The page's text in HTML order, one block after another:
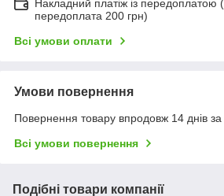
Накладний платіж із передоплатою
передоплата 200 грн)
Всі умови оплати
Умови повернення
Повернення товару впродовж 14 днів
Всі умови повернення
Подібні товари компанії